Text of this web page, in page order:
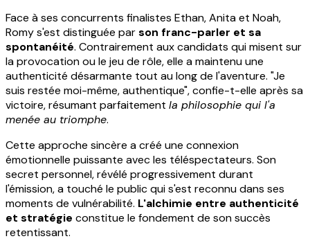
Face à ses concurrents finalistes Ethan, Anita et Noah,
Romy s'est distinguée parson franc-parler et sa
spontanéité. Contrairement aux candidats qui misent sur
la provocation ou le jeu de rôle, elle a maintenu une
authenticité désarmante tout au long de l'aventure. "Je
suis restée moi-même, authentique", confie-t-elle après sa
victoire, résumant parfaitement la philosophie qui l'a
menée au triomphe.
Cette approche sincère a créé une connexion
émotionnelle puissante avec les téléspectateurs. Son
secret personnel, révélé progressivement durant
l'émission, a touché le public qui s'est reconnu dans ses
moments de vulnérabilité. L'alchimie entre authenticité
et stratégie constitue le fondement de son succès
retentissant.